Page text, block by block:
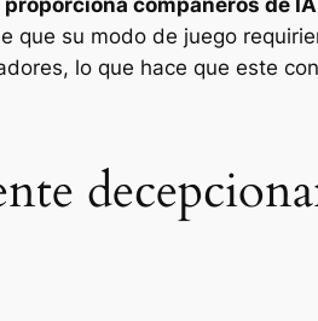
que su modo de juego
lo que hace que este